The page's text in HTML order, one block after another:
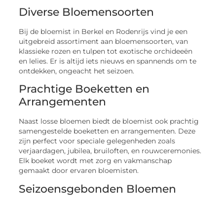
Diverse Bloemensoorten
Bij de bloemist in Berkel en Rodenrijs vind je een
uitgebreid assortiment aan bloemensoorten, van
klassieke rozen en tulpen tot exotische orchideeën
en lelies. Er is altijd iets nieuws en spannends om te
ontdekken, ongeacht het seizoen.
Prachtige Boeketten en
Arrangementen
Naast losse bloemen biedt de bloemist ook prachtig
samengestelde boeketten en arrangementen. Deze
zijn perfect voor speciale gelegenheden zoals
verjaardagen, jubilea, bruiloften, en rouwceremonies.
Elk boeket wordt met zorg en vakmanschap
gemaakt door ervaren bloemisten.
Seizoensgebonden Bloemen